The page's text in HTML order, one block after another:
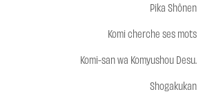
Pika Shônen
Komi cherche ses mots
Komi-san wa Komyushou Desu.
Shogakukan